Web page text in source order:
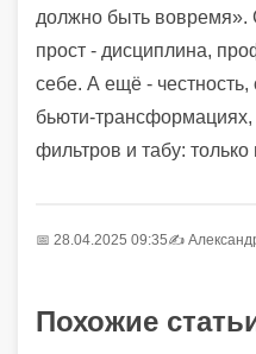
должно быть вовремя».
прост - дисциплина,
себе. А ещё - честность,
бьюти-
фильтров и табу:
📅 28.04.2025 09:35✍️
Похожие